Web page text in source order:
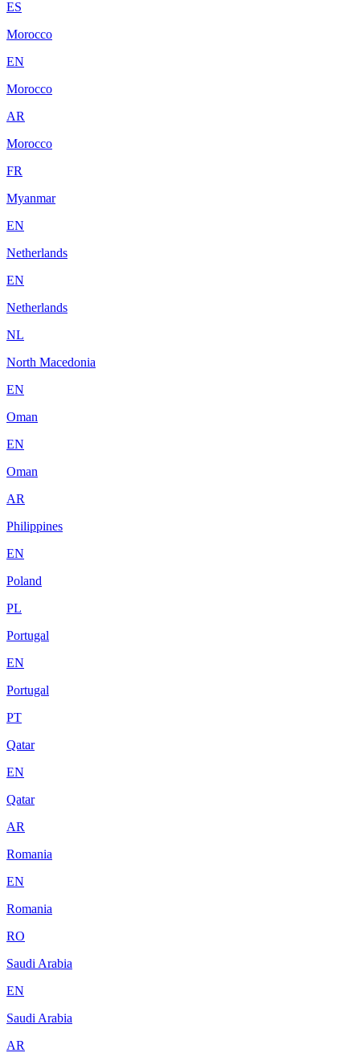
ES
Morocco
EN
Morocco
AR
Morocco
FR
Myanmar
EN
Netherlands
EN
Netherlands
NL
North Macedonia
EN
Oman
EN
Oman
AR
Philippines
EN
Poland
PL
Portugal
EN
Portugal
PT
Qatar
EN
Qatar
AR
Romania
EN
Romania
RO
Saudi Arabia
EN
Saudi Arabia
AR